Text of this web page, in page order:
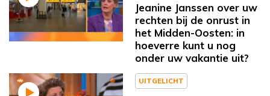
Jeanine Janssen over uw
rechten bij de onrust in
het Midden-Oosten: in
hoeverre kunt u nog
onder uw vakantie uit?
UITGELICHT